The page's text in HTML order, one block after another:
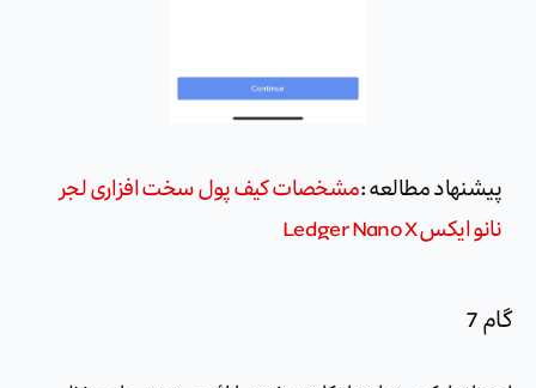
پیشنهاد مطالعه :مشخصات کیف پول سخت افزاری لجر
نانو ایکس Ledger Nano X
گام 7